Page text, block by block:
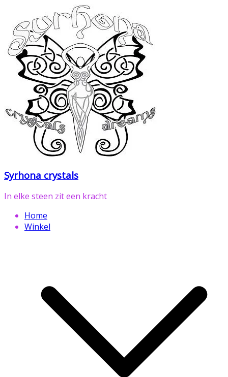
naar
inhoud
Syrhona crystals
In elke steen zit een kracht
Home
Winkel